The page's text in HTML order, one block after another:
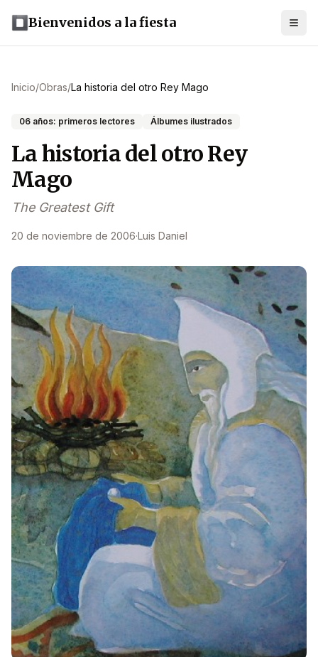
Bienvenidos a la fiesta
Inicio/Obras/La historia del otro Rey Mago
06 años: primeros lectores Álbumes ilustrados
La historia del otro Rey
Mago
The Greatest Gift
20 de noviembre de 2006·Luis Daniel